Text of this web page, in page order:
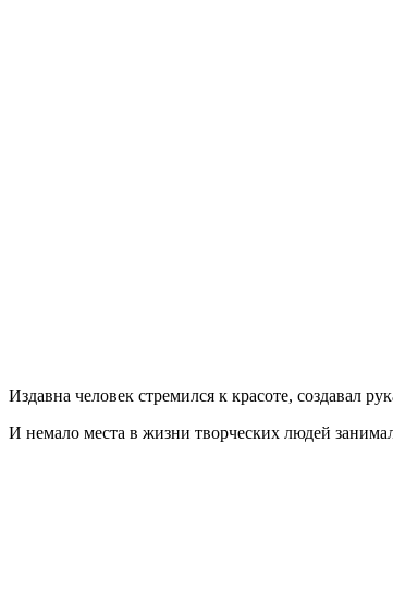
Издавна человек стремился к красоте, создавал
И немало места в жизни творческих людей